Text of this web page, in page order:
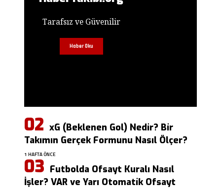
Tarafsız ve Güvenilir
Haber Oku
xG (Beklenen Gol) Nedir? Bir
Takımın Gerçek Formunu Nasıl Ölçer?
1 HAFTA ÖNCE
Futbolda Ofsayt Kuralı Nasıl
İşler? VAR ve Yarı Otomatik Ofsayt